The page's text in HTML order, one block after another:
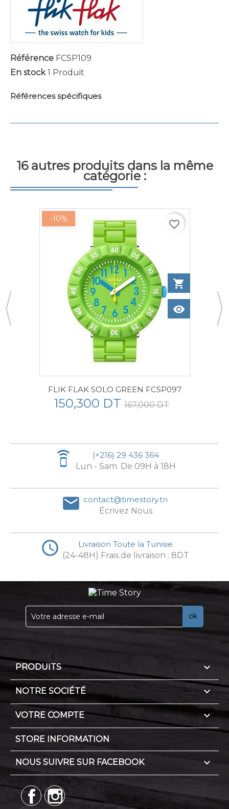
Référence FCSP109
En stock 1 Produit
Références spécifiques
16 autres produits dans la même
catégorie :
-10%
FLIK FLAK SOLO GREEN FCSP097
150,300 DT 167,000 DT
shopping_cart
visibility
favorite_border
speaker_phone
(+216) 29 436 364
Lun - Sam. De 09H à 18H
email contact@timestory.tn
Écrivez Nous
access_time
Livraison Toute la Tunisie
(24-48H) Frais de livraison : 8DT
PRODUITS 
NOTRE SOCIÉTÉ 
VOTRE COMPTE 
STORE INFORMATION
NOUS SUIVRE SUR FACEBOOK 